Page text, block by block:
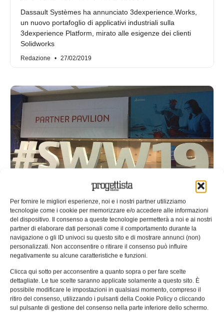
Per fornire le migliori esperienze, noi e i nostri partner utilizziamo
tecnologie come i cookie per memorizzare e/o accedere alle informazioni
del dispositivo. Il consenso a queste tecnologie permetterà a noi e ai nostri
partner di elaborare dati personali come il comportamento durante la
navigazione o gli ID univoci su questo sito e di mostrare annunci (non)
personalizzati. Non acconsentire o ritirare il consenso può influire
negativamente su alcune caratteristiche e funzioni.
Clicca qui sotto per acconsentire a quanto sopra o per fare scelte
dettagliate. Le tue scelte saranno applicate solamente a questo sito. È
possibile modificare le impostazioni in qualsiasi momento, compreso il
ritiro del consenso, utilizzando i pulsanti della Cookie Policy o cliccando
sul pulsante di gestione del consenso nella parte inferiore dello schermo.
Dassault Systèmes ha annunciato 3dexperience.Works,
un nuovo portafoglio di applicativi industriali sulla
3dexperience Platform, mirato alle esigenze dei clienti
Solidworks
Redazione 27/02/2019
SolidWorks World 2019 e i partner
dell’area espositiva
Durante l’evento SolidWorks World 2019 di Dallas è stato
possibile ascoltare le novità che l’azienda del gruppo
Dassault Systèmes ha
Alessandro Garnero 12/02/2019